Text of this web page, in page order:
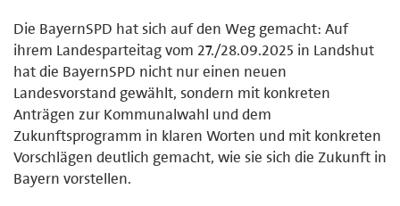
Die BayernSPD hat sich auf den Weg gemacht: Auf
ihrem Landesparteitag vom 27./28.09.2025 in Landshut
hat die BayernSPD nicht nur einen neuen
Landesvorstand gewählt, sondern mit konkreten
Anträgen zur Kommunalwahl und dem
Zukunftsprogramm in klaren Worten und mit konkreten
Vorschlägen deutlich gemacht, wie sie sich die Zukunft in
Bayern vorstellen.